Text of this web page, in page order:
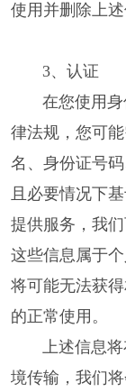
使用并删除上述
3、认证
在您使用身
律法规，您可
名、身份证号
且必要情况下
提供服务，我
这些信息属于
将可能无法获
的正常使用。
上述信息将
境传输，我们